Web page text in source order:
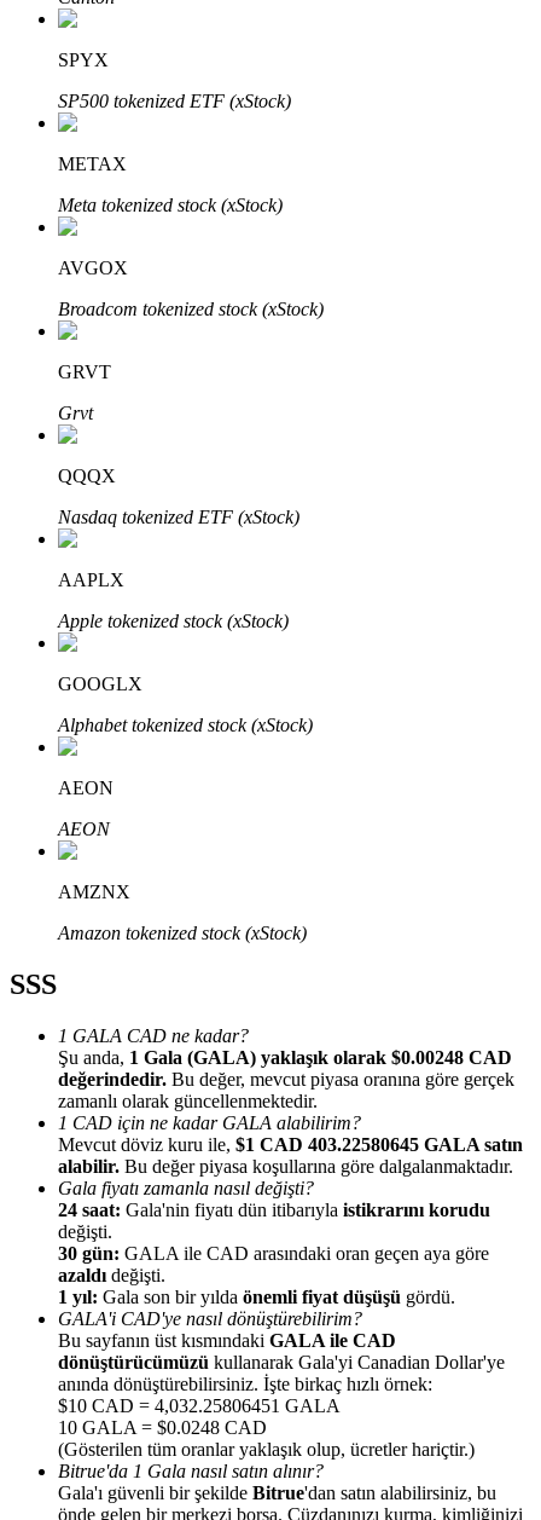
Otomatik Yatırım
Pasif gelir kazanma hakkında bilgi edinin
Bitrue
Bitrue Ortakları
Bitrue İş Ortağı
Yönlendirme
Arkadaşını davet et, nakit ödüller kazan
BTC Welcome Rewards
SPYX
SP500 tokenized ETF (xStock)
METAX
Meta tokenized stock (xStock)
AVGOX
Broadcom tokenized stock (xStock)
GRVT
Grvt
QQQX
Nasdaq tokenized ETF (xStock)
AAPLX
Apple tokenized stock (xStock)
GOOGLX
Alphabet tokenized stock (xStock)
AEON
AEON
AMZNX
Amazon tokenized stock (xStock)
SSS
1 GALA CAD ne kadar?
Şu anda, 1 Gala (GALA) yaklaşık olarak $0.00248 CAD
değerindedir. Bu değer, mevcut piyasa oranına göre gerçek
zamanlı olarak güncellenmektedir.
1 CAD için ne kadar GALA alabilirim?
Mevcut döviz kuru ile, $1 CAD 403.22580645 GALA satın
alabilir. Bu değer piyasa koşullarına göre dalgalanmaktadır.
Gala fiyatı zamanla nasıl değişti?
24 saat: Gala'nin fiyatı dün itibarıyla istikrarını korudu
değişti.
30 gün: GALA ile CAD arasındaki oran geçen aya göre
azaldı değişti.
1 yıl: Gala son bir yılda önemli fiyat düşüşü gördü.
GALA'i CAD'ye nasıl dönüştürebilirim?
Bu sayfanın üst kısmındaki GALA ile CAD
dönüştürücümüzü kullanarak Gala'yi Canadian Dollar'ye
anında dönüştürebilirsiniz. İşte birkaç hızlı örnek:
$10 CAD = 4,032.25806451 GALA
10 GALA = $0.0248 CAD
(Gösterilen tüm oranlar yaklaşık olup, ücretler hariçtir.)
Bitrue'da 1 Gala nasıl satın alınır?
Gala'ı güvenli bir şekilde Bitrue'dan satın alabilirsiniz, bu
önde gelen bir merkezi borsa. Cüzdanınızı kurma, kimliğinizi